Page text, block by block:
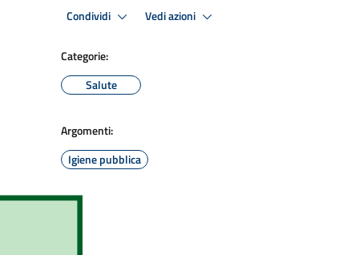
Condividi Vedi azioni
Categorie:
Salute
Argomenti:
Igiene pubblica